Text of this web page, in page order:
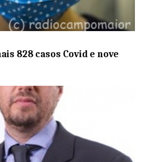
828 casos Covid e nove